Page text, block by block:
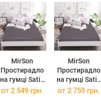
MirSon
Простирадло
на гумці Satin
ELIT Graphite
MirSon
Простирадло
на гумці Satin
ELIT Graphite
от 2 549 грн. от 2 759 грн.